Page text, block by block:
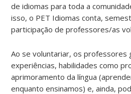
de idiomas para toda a
isso, o PET Idiomas conta,
participação de professores/as
Ao se voluntariar, os professores
experiências, habilidades como
aprimoramento da língua
enquanto ensinamos) e, ainda,